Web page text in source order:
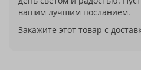
вашим лучшим посланием.
Закажите этот товар с